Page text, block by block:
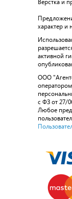
Верстка и
характер и
активной
ООО
с ФЗ от 27/
Любое